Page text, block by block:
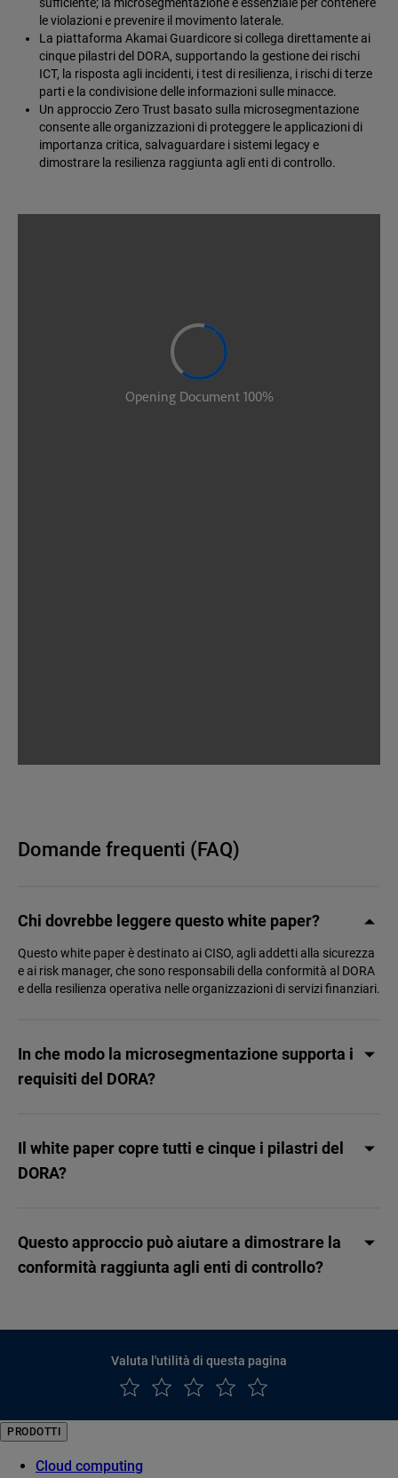
sufficiente; la microsegmentazione è essenziale per contenere
le violazioni e prevenire il movimento laterale.
La piattaforma Akamai Guardicore si collega direttamente ai
cinque pilastri del DORA, supportando la gestione dei rischi
ICT, la risposta agli incidenti, i test di resilienza, i rischi di terze
parti e la condivisione delle informazioni sulle minacce.
Un approccio Zero Trust basato sulla microsegmentazione
consente alle organizzazioni di proteggere le applicazioni di
importanza critica, salvaguardare i sistemi legacy e
dimostrare la resilienza raggiunta agli enti di controllo.
Domande frequenti (FAQ)
Chi dovrebbe leggere questo white paper?
Questo white paper è destinato ai CISO, agli addetti alla sicurezza
e ai risk manager, che sono responsabili della conformità al DORA
e della resilienza operativa nelle organizzazioni di servizi finanziari.
In che modo la microsegmentazione supporta i
requisiti del DORA?
Il white paper copre tutti e cinque i pilastri del
DORA?
Questo approccio può aiutare a dimostrare la
conformità raggiunta agli enti di controllo?
Valuta l'utilità di questa pagina
PRODOTTI
Cloud computing